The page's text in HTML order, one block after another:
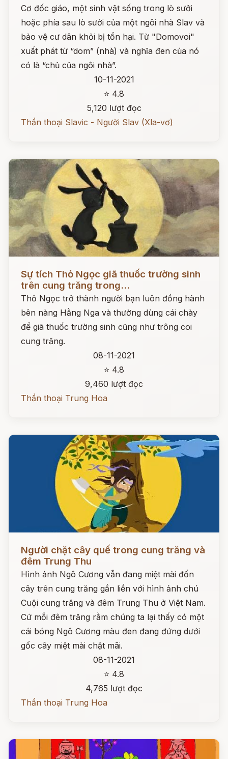
Cơ đốc giáo, một sinh vật sống trong lò sưởi
hoặc phía sau lò sưởi của một ngôi nhà Slav và
bảo vệ cư dân khỏi bị tổn hại. Từ "Domovoi"
xuất phát từ “dom” (nhà) và nghĩa đen của nó
có là “chủ của ngôi nhà”.
10-11-2021
⭐ 4.8
5,120 lượt đọc
Thần thoại Slavic - Người Slav (Xla-vơ)
Sự tích Thỏ Ngọc giã thuốc trường sinh
trên cung trăng trong...
Thỏ Ngọc trở thành người bạn luôn đồng hành
bên nàng Hằng Nga và thường dùng cái chày
để giã thuốc trường sinh cũng như trông coi
cung trăng.
08-11-2021
⭐ 4.8
9,460 lượt đọc
Thần thoại Trung Hoa
Người chặt cây quế trong cung trăng và
đêm Trung Thu
Hình ảnh Ngô Cương vẫn đang miệt mài đốn
cây trên cung trăng gắn liền với hình ảnh chú
Cuội cung trăng và đêm Trung Thu ở Việt Nam.
Cứ mỗi đêm trăng rằm chúng ta lại thấy có một
cái bóng Ngô Cương màu đen đang đứng dưới
gốc cây miệt mài chặt mãi.
08-11-2021
⭐ 4.8
4,765 lượt đọc
Thần thoại Trung Hoa